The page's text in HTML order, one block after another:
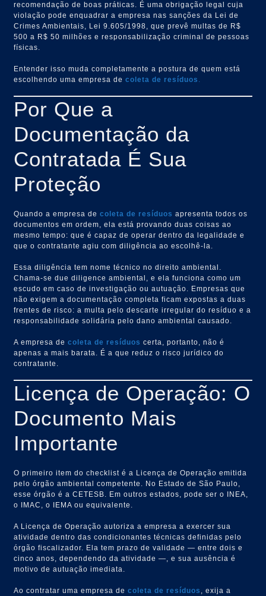
recomendação de boas práticas. É uma obrigação legal cuja
violação pode enquadrar a empresa nas sanções da Lei de
Crimes Ambientais, Lei 9.605/1998, que prevê multas de R$
500 a R$ 50 milhões e responsabilização criminal de pessoas
físicas.
Entender isso muda completamente a postura de quem está
escolhendo uma empresa decoleta de resíduos .
Por Que a
Documentação da
Contratada É Sua
Proteção
Quando a empresa decoleta de resíduos apresenta todos os
documentos em ordem, ela está provando duas coisas ao
mesmo tempo: que é capaz de operar dentro da legalidade e
que o contratante agiu com diligência ao escolhê-la.
Essa diligência tem nome técnico no direito ambiental.
Chama-se due diligence ambiental, e ela funciona como um
escudo em caso de investigação ou autuação. Empresas que
não exigem a documentação completa ficam expostas a duas
frentes de risco: a multa pelo descarte irregular do resíduo e a
responsabilidade solidária pelo dano ambiental causado.
A empresa decoleta de resíduos certa, portanto, não é
apenas a mais barata. É a que reduz o risco jurídico do
contratante.
Licença de Operação: O
Documento Mais
Importante
O primeiro item do checklist é a Licença de Operação emitida
pelo órgão ambiental competente. No Estado de São Paulo,
esse órgão é a CETESB. Em outros estados, pode ser o INEA,
o IMAC, o IEMA ou equivalente.
A Licença de Operação autoriza a empresa a exercer sua
atividade dentro das condicionantes técnicas definidas pelo
órgão fiscalizador. Ela tem prazo de validade — entre dois e
cinco anos, dependendo da atividade —, e sua ausência é
motivo de autuação imediata.
Ao contratar uma empresa decoleta de resíduos , exija a